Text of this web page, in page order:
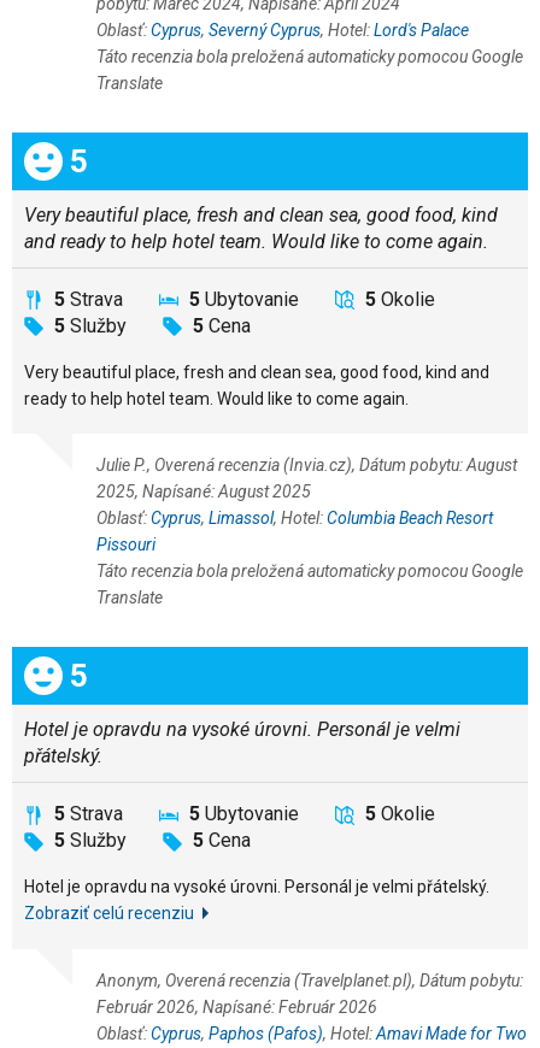
Oblasť:Cyprus, Severný Cyprus, Hotel:Lord's Palace
Táto recenzia bola preložená automaticky pomocou Google
Translate
Celkom:
5
Very beautiful place, fresh and clean sea, good food, kind
and ready to help hotel team. Would like to come again.
5 Strava 5 Ubytovanie 5 Okolie
5 Služby 5 Cena
Very beautiful place, fresh and clean sea, good food, kind and
ready to help hotel team. Would like to come again.
Julie P., Overená recenzia (Invia.cz), Dátum pobytu: August
2025, Napísané: August 2025
Oblasť:Cyprus, Limassol, Hotel:Columbia Beach Resort
Pissouri
Táto recenzia bola preložená automaticky pomocou Google
Translate
Celkom:
5
Hotel je opravdu na vysoké úrovni. Personál je velmi
přátelský.
5 Strava 5 Ubytovanie 5 Okolie
5 Služby 5 Cena
Hotel je opravdu na vysoké úrovni. Personál je velmi přátelský.
Zobraziť celú recenziu
Anonym, Overená recenzia (Travelplanet.pl), Dátum pobytu:
Február 2026, Napísané: Február 2026
Oblasť:Cyprus, Paphos (Pafos), Hotel:Amavi Made for Two